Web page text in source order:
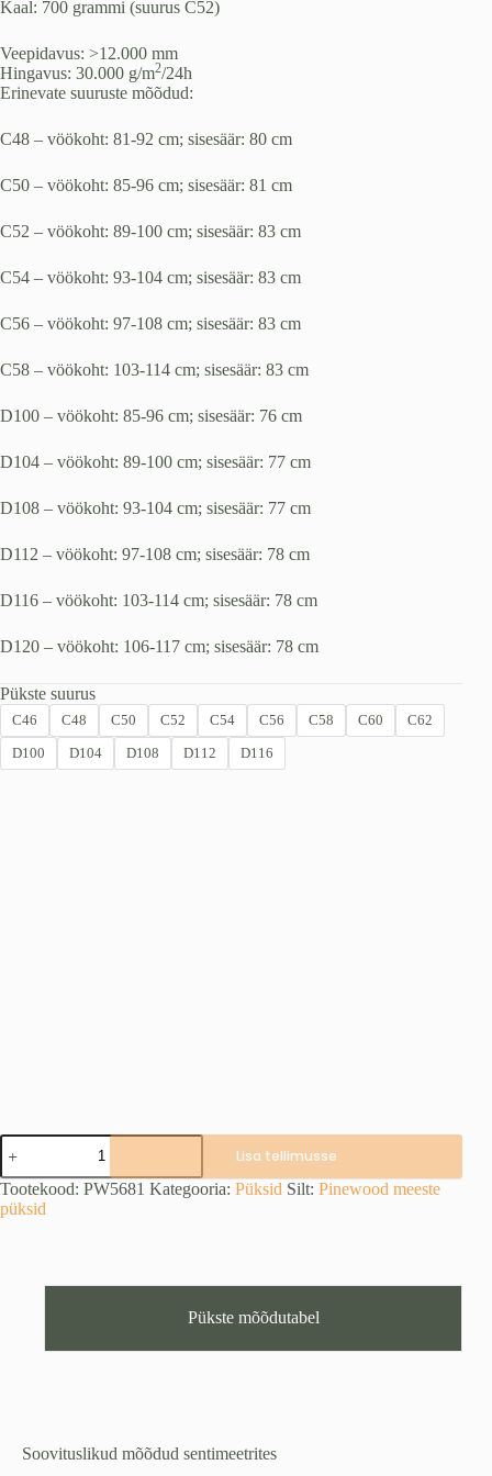
Kaal: 700 grammi (suurus C52)
Veepidavus: >12.000 mm
Hingavus: 30.000 g/m2/24h
Erinevate suuruste mõõdud:
C48 – vöökoht: 81-92 cm; sisesäär: 80 cm
C50 – vöökoht: 85-96 cm; sisesäär: 81 cm
C52 – vöökoht: 89-100 cm; sisesäär: 83 cm
C54 – vöökoht: 93-104 cm; sisesäär: 83 cm
C56 – vöökoht: 97-108 cm; sisesäär: 83 cm
C58 – vöökoht: 103-114 cm; sisesäär: 83 cm
D100 – vöökoht: 85-96 cm; sisesäär: 76 cm
D104 – vöökoht: 89-100 cm; sisesäär: 77 cm
D108 – vöökoht: 93-104 cm; sisesäär: 77 cm
D112 – vöökoht: 97-108 cm; sisesäär: 78 cm
D116 – vöökoht: 103-114 cm; sisesäär: 78 cm
D120 – vöökoht: 106-117 cm; sisesäär: 78 cm
Pükste suurus
C46 C48 C50 C52 C54 C56 C58 C60
C62
D100
D104 D108 D112 D116
PINEWOOD
Furudal
Retriever
Strata
püksid
Lisa tellimusse
Tootekood: PW5681 Kategooria: Püksid Silt: Pinewood meeste
püksid
Pükste mõõdutabel
Soovituslikud mõõdud sentimeetrites